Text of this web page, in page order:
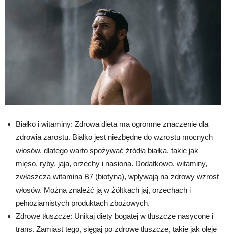
Białko i witaminy: Zdrowa dieta ma ogromne znaczenie dla
zdrowia zarostu. Białko jest niezbędne do wzrostu mocnych
włosów, dlatego warto spożywać źródła białka, takie jak
mięso, ryby, jaja, orzechy i nasiona. Dodatkowo, witaminy,
zwłaszcza witamina B7 (biotyna), wpływają na zdrowy wzrost
włosów. Można znaleźć ją w żółtkach jaj, orzechach i
pełnoziarnistych produktach zbożowych.
Zdrowe tłuszcze: Unikaj diety bogatej w tłuszcze nasycone i
trans. Zamiast tego, sięgaj po zdrowe tłuszcze, takie jak oleje